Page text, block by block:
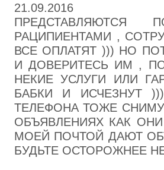
21.09.2016
РАЦИПИЕНТАМИ ,
ВСЕ ОПЛАТЯТ ))) НО
И ДОВЕРИТЕСЬ ИМ ,
НЕКИЕ УСЛУГИ ИЛИ
БАБКИ И ИСЧЕЗНУТ
ТЕЛЕФОНА ТОЖЕ
ОБЪЯВЛЕНИЯХ КАК
МОЕЙ ПОЧТОЙ ДАЮТ
БУДЬТЕ ОСТОРОЖНЕЕ